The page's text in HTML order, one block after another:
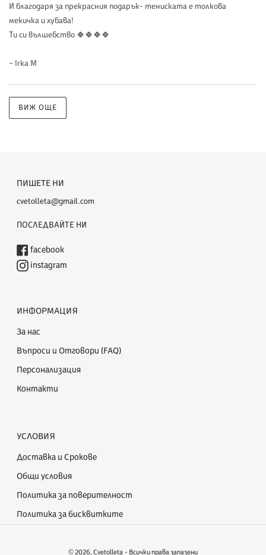
И благодаря за прекрасния подарък- тениската е толкова
мекичка и хубава!
Ти си вълшебство 🍀🍀🍀🍀
– Irka M
ВИЖ ОЩЕ
ПИШЕТЕ НИ
cvetolleta@gmail.com
ПОСЛЕДВАЙТЕ НИ
facebook
instagram
ИНФОРМАЦИЯ
За нас
Въпроси и Отговори (FAQ)
Персонализация
Контакти
УСЛОВИЯ
Доставка и Срокове
Общи условия
Политика за поверителност
Политика за бисквитките
© 2026, Cvetolleta - Всички права запазени